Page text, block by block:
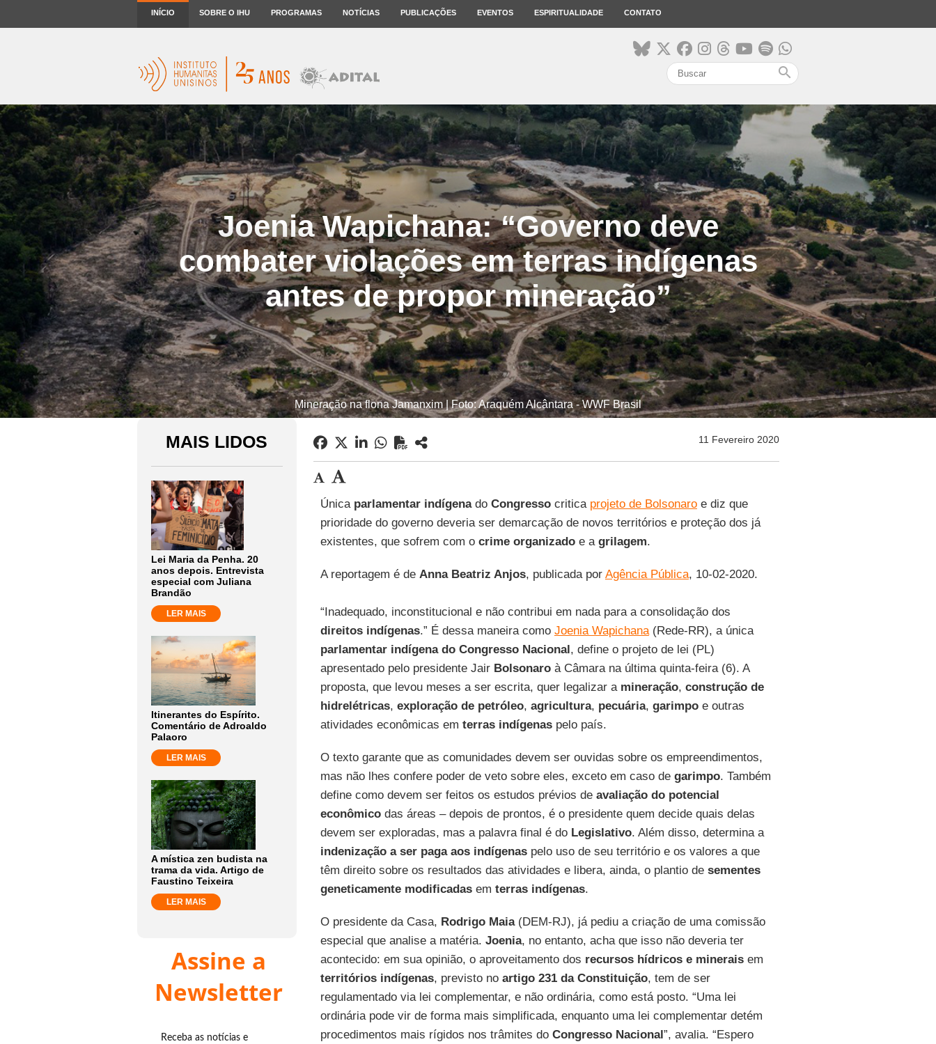
INÍCIO SOBRE O IHU PROGRAMAS NOTÍCIAS PUBLICAÇÕES EVENTOS ESPIRITUALIDADE CONTATO
search
Joenia Wapichana: “Governo deve
combater violações em terras indígenas
antes de propor mineração”
Mineração na flona Jamanxim | Foto: Araquém Alcântara - WWF Brasil
MAIS LIDOS
Lei Maria da Penha. 20
anos depois. Entrevista
especial com Juliana
Brandão
LER MAIS
Itinerantes do Espírito.
Comentário de Adroaldo
Palaoro
LER MAIS
A mística zen budista na
trama da vida. Artigo de
Faustino Teixeira
LER MAIS
Assine a
Newsletter
Receba as notícias e
11 Fevereiro 2020
Única parlamentar indígenado Congressocritica projeto de Bolsonaroe diz que
prioridade do governo deveria ser demarcação de novos territórios e proteção dos já
existentes, que sofrem com o crime organizadoe a grilagem.
A reportagem é de Anna Beatriz Anjos, publicada por Agência Pública, 10-02-2020.
“Inadequado, inconstitucional e não contribui em nada para a consolidação dos
direitos indígenas.” É dessa maneira como Joenia Wapichana(Rede-RR), a única
parlamentar indígena do Congresso Nacional, define o projeto de lei (PL)
apresentado pelo presidente Jair Bolsonaroà Câmara na última quinta-feira (6). A
proposta, que levou meses a ser escrita, quer legalizar a mineração, construção de
hidrelétricas, exploração de petróleo, agricultura, pecuária, garimpoe outras
atividades econômicas em terras indígenaspelo país.
O texto garante que as comunidades devem ser ouvidas sobre os empreendimentos,
mas não lhes confere poder de veto sobre eles, exceto em caso de garimpo. Também
define como devem ser feitos os estudos prévios de avaliação do potencial
econômicodas áreas – depois de prontos, é o presidente quem decide quais delas
devem ser exploradas, mas a palavra final é do Legislativo. Além disso, determina a
indenização a ser paga aos indígenaspelo uso de seu território e os valores a que
têm direito sobre os resultados das atividades e libera, ainda, o plantio de sementes
geneticamente modificadasem terras indígenas.
O presidente da Casa, Rodrigo Maia(DEM-RJ), já pediu a criação de uma comissão
especial que analise a matéria. Joenia, no entanto, acha que isso não deveria ter
acontecido: em sua opinião, o aproveitamento dos recursos hídricos e mineraisem
territórios indígenas, previsto no artigo 231 da Constituição, tem de ser
regulamentado via lei complementar, e não ordinária, como está posto. “Uma lei
ordinária pode vir de forma mais simplificada, enquanto uma lei complementar detém
procedimentos mais rígidos nos trâmites do Congresso Nacional”, avalia. “Espero